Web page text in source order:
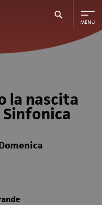
la nascita
Sinfonica